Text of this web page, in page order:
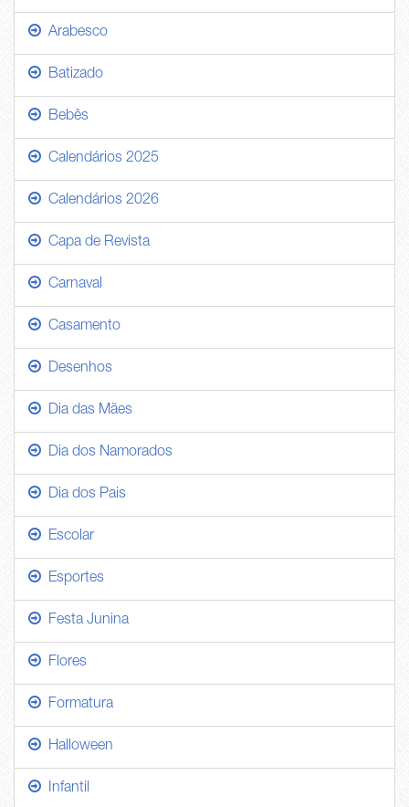
Arabesco
Batizado
Bebês
Calendários 2025
Calendários 2026
Capa de Revista
Carnaval
Casamento
Desenhos
Dia das Mães
Dia dos Namorados
Dia dos Pais
Escolar
Esportes
Festa Junina
Flores
Formatura
Halloween
Infantil